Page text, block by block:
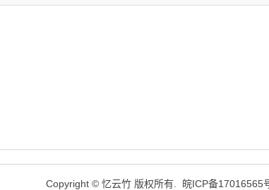
Copyright © 忆云竹 版权所有. 皖ICP备17016565